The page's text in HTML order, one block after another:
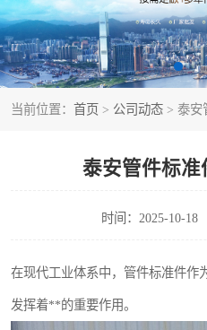
当前位置： 首页 > 公司动态 > 泰安
泰安管件标
时间：2025-10-18
在现代工业体系中，管件标准件作
发挥着**的重要作用。
管件标准件
不锈钢人孔
不锈钢角钢
不锈钢板